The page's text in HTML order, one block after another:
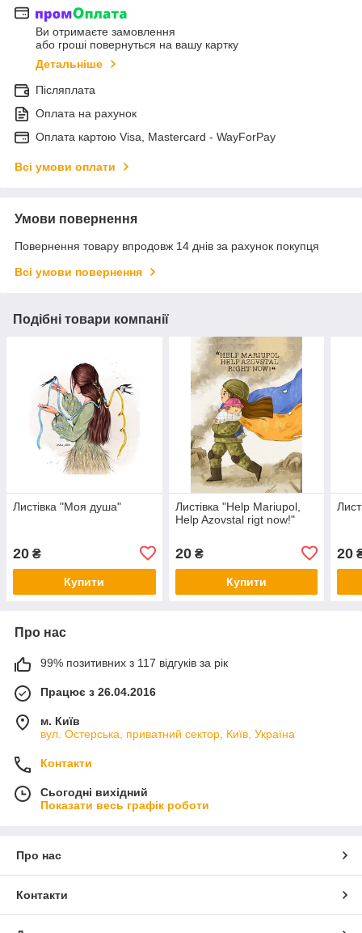
Ви отримаєте замовлення
або гроші повернуться на вашу картку
Детальніше
Післяплата
Оплата на рахунок
Оплата картою Visa, Mastercard - WayForPay
Всі умови оплати
Умови повернення
Повернення товару впродовж 14 днів за рахунок покупця
Всі умови повернення
Подібні товари компанії
Листівка "Моя душа"
20 ₴
Купити
Листівка "Help Mariupol,
Help Azovstal rigt now!"
20₴
Купити
20
Про нас
99% позитивних з 117 відгуків за рік
Працює з 26.04.2016
м. Київ
вул. Остерська, приватний сектор, Київ, Україна
Контакти
Сьогодні вихідний
Показати весь графік роботи
Про нас
Контакти